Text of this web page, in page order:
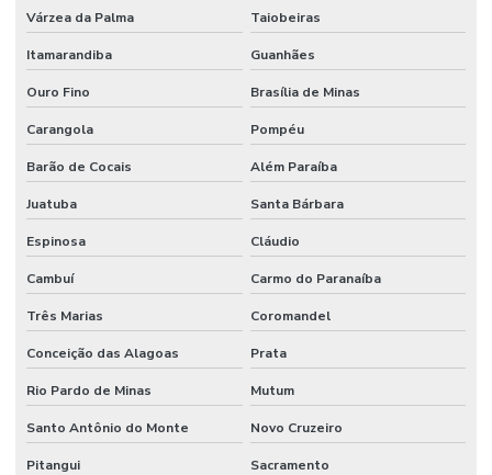
Várzea da Palma Taiobeiras
Itamarandiba Guanhães
Ouro Fino Brasília de Minas
Carangola Pompéu
Barão de Cocais Além Paraíba
Juatuba Santa Bárbara
Espinosa Cláudio
Cambuí Carmo do Paranaíba
Três Marias Coromandel
Conceição das Alagoas Prata
Rio Pardo de Minas Mutum
Santo Antônio do Monte Novo Cruzeiro
Pitangui Sacramento